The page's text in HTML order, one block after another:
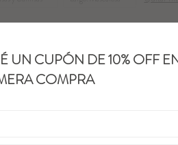
UN CUPÓN DE 10% OFF
COMPRA